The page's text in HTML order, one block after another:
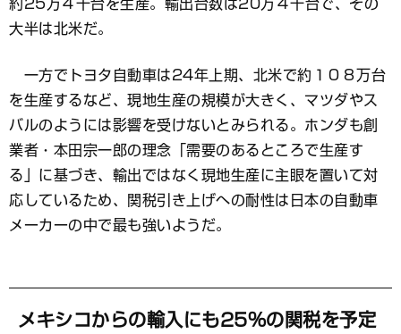
約25万４千台を生産。輸出台数は20万４千台で、その
大半は北米だ。
一方でトヨタ自動車は24年上期、北米で約１０８万台
を生産するなど、現地生産の規模が大きく、マツダやス
バルのようには影響を受けないとみられる。ホンダも創
業者・本田宗一郎の理念「需要のあるところで生産す
る」に基づき、輸出ではなく現地生産に主眼を置いて対
応しているため、関税引き上げへの耐性は日本の自動車
メーカーの中で最も強いようだ。
メキシコからの輸入にも25％の関税を予定